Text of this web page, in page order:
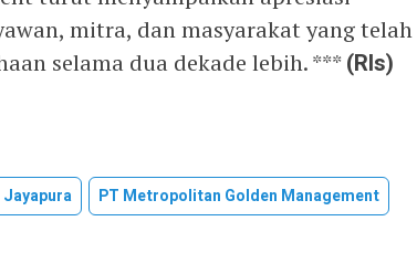
mitra, dan masyarakat yang telah
selama dua dekade lebih. ***(Rls)
PT Metropolitan Golden Management